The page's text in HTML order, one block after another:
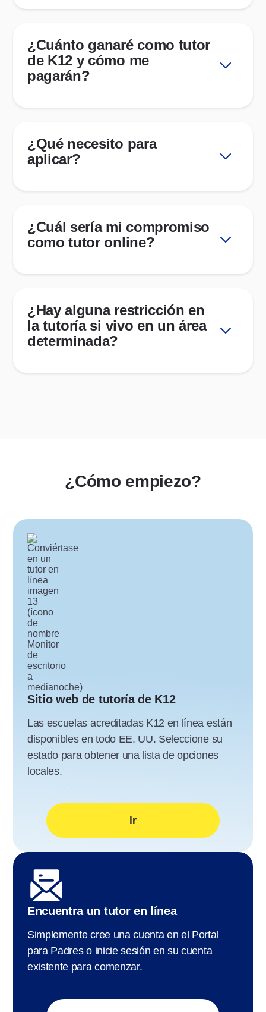
¿Cuánto ganaré como tutor
de K12 y cómo me
pagarán?
¿Qué necesito para
aplicar?
¿Cuál sería mi compromiso
como tutor online?
¿Hay alguna restricción en
la tutoría si vivo en un área
determinada?
¿Cómo empiezo?
Sitio web de tutoría de K12
Las escuelas acreditadas K12 en línea están
disponibles en todo EE. UU. Seleccione su
estado para obtener una lista de opciones
locales.
Ir
Encuentra un tutor en línea
Simplemente cree una cuenta en el Portal
para Padres o inicie sesión en su cuenta
existente para comenzar.